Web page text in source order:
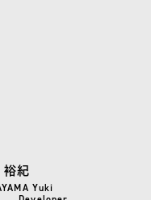
裕紀
Yuki